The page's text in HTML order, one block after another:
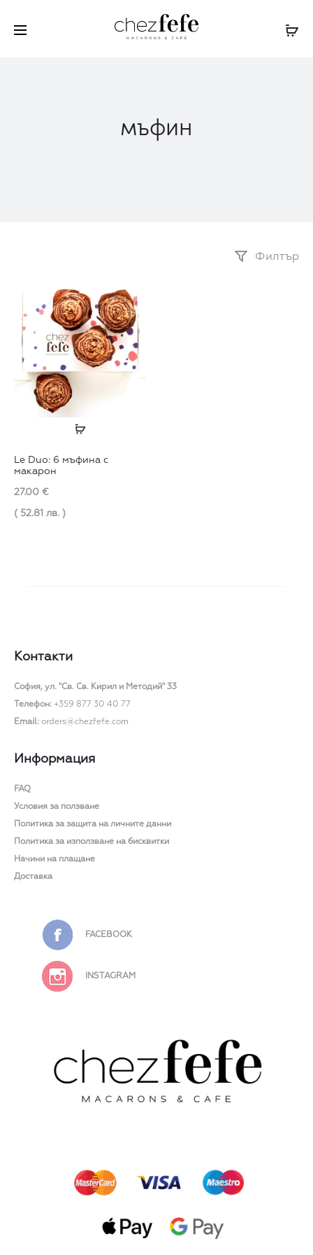
мъфин
Филтър
Още
Le Duo: 6 мъфина с
макарон
27.00 €
( 52.81 лв. )
Контакти
София, ул. "Св. Св. Кирил и Методий" 33
Телефон: +359 877 30 40 77
Email: orders@chezfefe.com
Информация
FAQ
Условия за ползване
Политика за защита на личните данни
Политика за използване на бисквитки
Начини на плащане
Доставка
FACEBOOK
INSTAGRAM